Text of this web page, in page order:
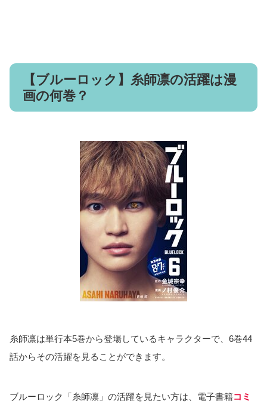
【ブルーロック】糸師凛の活躍は漫
画の何巻？
糸師凛は単行本5巻から登場しているキャラクターで、6巻44
話からその活躍を見ることができます。
ブルーロック「糸師凛」の活躍を見たい方は、電子書籍コミ